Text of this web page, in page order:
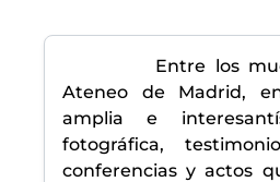
Entre los
Ateneo de Madrid,
amplia e
fotográfica,
conferencias y actos